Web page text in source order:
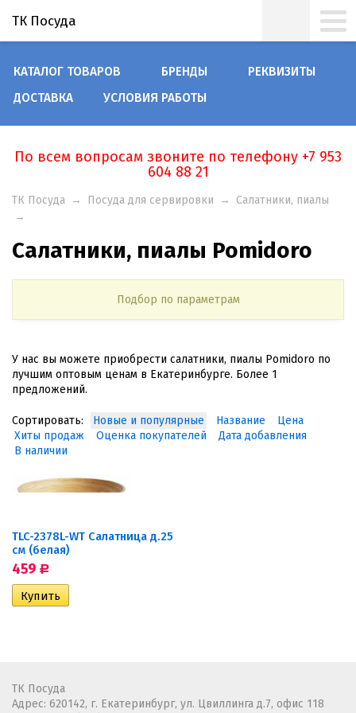
ТК Посуда
КАТАЛОГ ТОВАРОВ БРЕНДЫ
РЕКВИЗИТЫ
ДОСТАВКА
УСЛОВИЯ РАБОТЫ
По всем вопросам звоните по телефону +7 953
604 88 21
ТК Посуда → Посуда для сервировки →
Салатники, пиалы
→
Салатники, пиалы Pomidoro
Подбор по параметрам
У нас вы можете приобрести салатники, пиалы Pomidoro по
лучшим оптовым ценам в Екатеринбурге. Более 1
предложений.
Сортировать: Новые и популярные Название
Цена
Хиты продаж
Оценка покупателей
Дата добавления
В наличии
TLC-2378L-WT Салатница д.25
см (белая)
459 Р
ТК Посуда
Адрес: 620142, г. Екатеринбург, ул. Цвиллинга д.7, офис 118